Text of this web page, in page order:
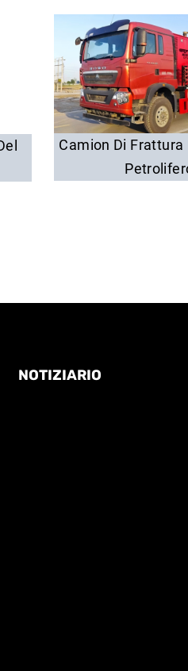
Camion Di Frattura
NOTIZIARIO